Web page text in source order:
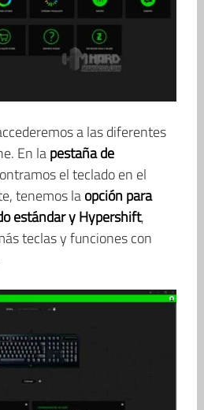
a las diferentes
En lapestaña de
el teclado en el
tenemos laopción para
estándar y Hypershift,
teclas y funciones con